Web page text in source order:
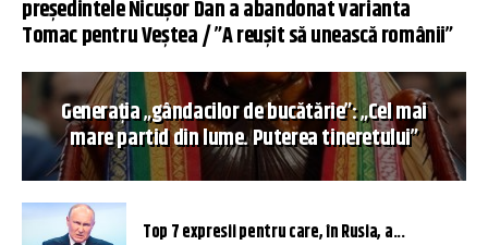
președintele Nicușor Dan a abandonat varianta
Tomac pentru Veștea / ”A reușit să unească românii”
Generația „gândacilor de bucătărie”: „Cel mai
mare partid din lume. Puterea tineretului”
Top 7 expresii pentru care, în Rusia, a...